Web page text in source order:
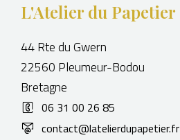
L'Atelier du Papetier
44 Rte du Gwern
22560 Pleumeur-Bodou
Bretagne
06 31 00 26 85
contact@latelierdupapetier.fr